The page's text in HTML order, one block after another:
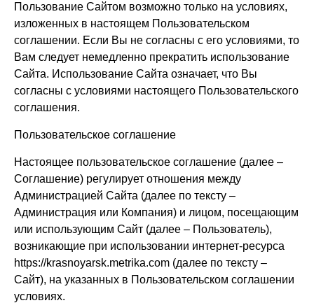
Пользование Сайтом возможно только на условиях,
изложенных в настоящем Пользовательском
соглашении. Если Вы не согласны с его условиями, то
Вам следует немедленно прекратить использование
Сайта. Использование Сайта означает, что Вы
согласны с условиями настоящего Пользовательского
соглашения.
Пользовательское соглашение
Настоящее пользовательское соглашение (далее –
Соглашение) регулирует отношения между
Администрацией Сайта (далее по тексту –
Администрация или Компания) и лицом, посещающим
или использующим Сайт (далее – Пользователь),
возникающие при использовании интернет-ресурса
https://krasnoyarsk.metrika.com (далее по тексту –
Сайт), на указанных в Пользовательском соглашении
условиях.